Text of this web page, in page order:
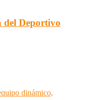
del Deportivo